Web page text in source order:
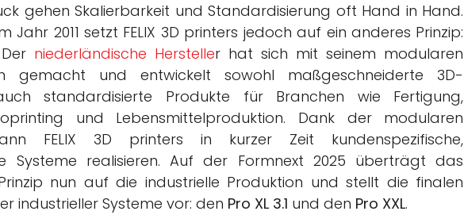
gehen Skalierbarkeit und Standardisierung oft Hand in Hand.
Jahr 2011 setzt FELIX 3D printers jedoch auf ein anderes Prinzip:
niederländische Hersteller hat sich mit seinem modularen
gemacht und entwickelt sowohl maßgeschneiderte 3D-
standardisierte Produkte für Branchen wie Fertigung,
und Lebensmittelproduktion. Dank der modularen
FELIX 3D printers in kurzer Zeit kundenspezifische,
Systeme realisieren. Auf der Formnext 2025 überträgt das
nun auf die industrielle Produktion und stellt die finalen
industrieller Systeme vor: den Pro XL 3.1 und den Pro XXL.